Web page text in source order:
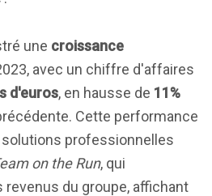
une croissance
avec un chiffre d'affaires
d'euros, en hausse de 11%
Cette performance
professionnelles
on the Run, qui
revenus du groupe, affichant